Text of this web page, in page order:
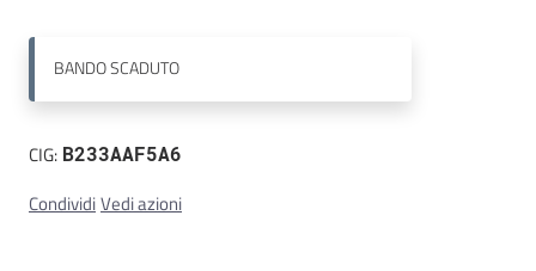
BANDOSCADUTO
CIG: B233AAF5A6
CondividiVedi azioni